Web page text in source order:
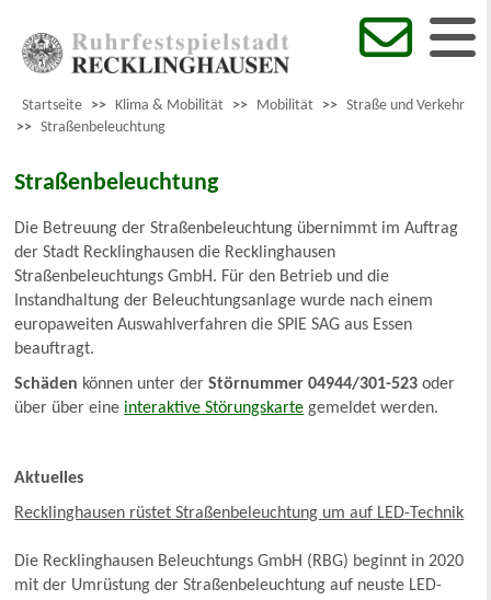
Startseite >> Klima & Mobilität >> Mobilität >> Straße und Verkehr
>> Straßenbeleuchtung
Straßenbeleuchtung
Die Betreuung der Straßenbeleuchtung übernimmt im Auftrag
der Stadt Recklinghausen die Recklinghausen
Straßenbeleuchtungs GmbH. Für den Betrieb und die
Instandhaltung der Beleuchtungsanlage wurde nach einem
europaweiten Auswahlverfahren die SPIE SAG aus Essen
beauftragt.
Schäden können unter derStörnummer 04944/301-523 oder
über über eine interaktive Störungskarte gemeldet werden.
Aktuelles
Recklinghausen rüstet Straßenbeleuchtung um auf LED-Technik
Die Recklinghausen Beleuchtungs GmbH (RBG) beginnt in 2020
mit der Umrüstung der Straßenbeleuchtung auf neuste LED-